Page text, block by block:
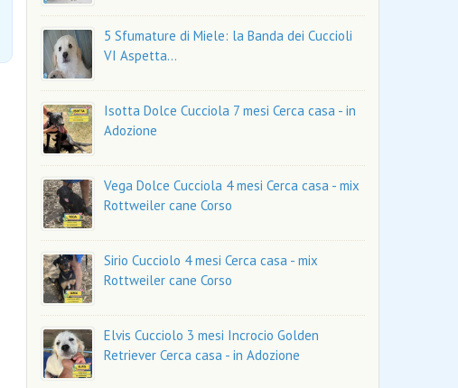
5 Sfumature di Miele: la Banda dei Cuccioli
VI Aspetta…
Isotta Dolce Cucciola 7 mesi Cerca casa - in
Adozione
Vega Dolce Cucciola 4 mesi Cerca casa - mix
Rottweiler cane Corso
Sirio Cucciolo 4 mesi Cerca casa - mix
Rottweiler cane Corso
Elvis Cucciolo 3 mesi Incrocio Golden
Retriever Cerca casa - in Adozione